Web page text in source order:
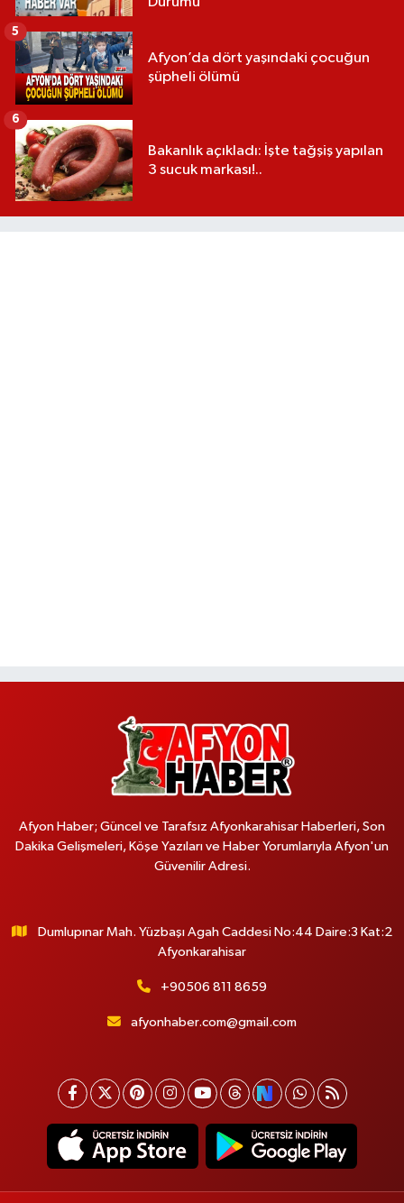
Afyon’da dört yaşındaki çocuğun
şüpheli ölümü
5
Bakanlık açıkladı: İşte tağşiş yapılan
3 sucuk markası!..
6
Afyon Haber; Güncel ve Tarafsız Afyonkarahisar Haberleri, Son
Dakika Gelişmeleri, Köşe Yazıları ve Haber Yorumlarıyla Afyon'un
Güvenilir Adresi.
Dumlupınar Mah. Yüzbaşı Agah Caddesi No:44 Daire:3 Kat:2
Afyonkarahisar
+90506 811 8659
afyonhaber.com@gmail.com